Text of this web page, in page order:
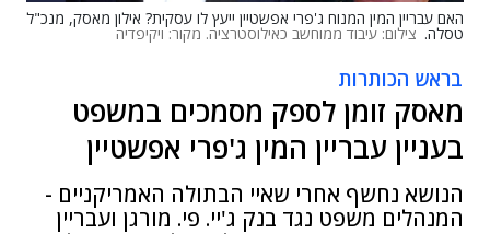
האם עבריין המין המנוח ג'פרי אפשטיין ייעץ לו עסקית? אילון מאסק, מנכ"ל
טסלה. צילום: עיבוד ממוחשב כאילוסטרציה. מקור: ויקיפדיה
בראש הכותרות
מאסק זומן לספק מסמכים במשפט
בעניין עבריין המין ג'פרי אפשטיין
הנושא נחשף אחרי שאיי הבתולה האמריקניים -
המנהלים משפט נגד בנק ג'יי. פי. מורגן ועבריין